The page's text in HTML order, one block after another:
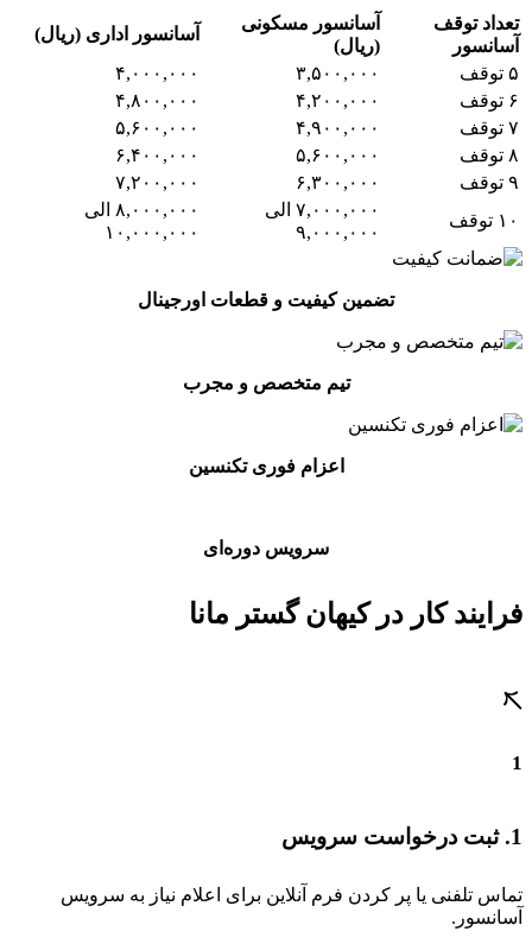
تعداد توقف
آسانسور
آسانسور مسکونی
(ریال)
آسانسور اداری (ریال)
۵ توقف
۳,۵۰۰,۰۰۰
۴,۰۰۰,۰۰۰
۶ توقف
۴,۲۰۰,۰۰۰
۴,۸۰۰,۰۰۰
۷ توقف
۴,۹۰۰,۰۰۰
۵,۶۰۰,۰۰۰
۸ توقف
۵,۶۰۰,۰۰۰
۶,۴۰۰,۰۰۰
۹ توقف
۶,۳۰۰,۰۰۰
۷,۲۰۰,۰۰۰
۱۰ توقف
۷,۰۰۰,۰۰۰ الی
۹,۰۰۰,۰۰۰
۸,۰۰۰,۰۰۰ الی
۱۰,۰۰۰,۰۰۰
تضمین کیفیت و قطعات اورجینال
تیم متخصص و مجرب
اعزام فوری تکنسین
سرویس دوره‌ای
فرایند کار در کیهان گستر مانا
1
1. ثبت درخواست سرویس
تماس تلفنی یا پر کردن فرم آنلاین برای اعلام نیاز به سرویس
آسانسور.